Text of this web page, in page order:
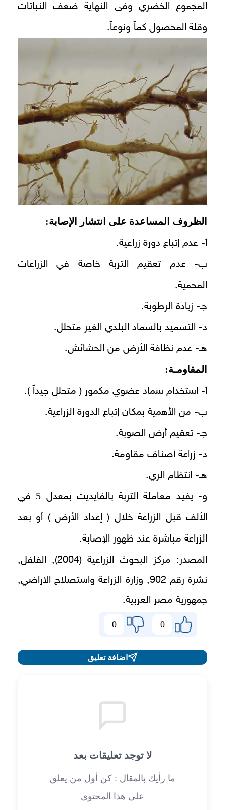
المجموع الخضري وفى النهاية ضعف النباتات
وقلة المحصول كماً ونوعاً.
الظروف المساعدة على انتشار الإصابة:
أ- عدم إتباع دورة زراعية.
ب- عدم تعقيم التربة خاصة في الزراعات
المحمية.
جـ- زيادة الرطوبة.
د- التسميد بالسماد البلدي الغير متحلل.
هـ- عدم نظافة الأرض من الحشائش.
المقاومـة:
أ- استخدام سماد عضوي مكمور ( متحلل جيداً ).
ب- من الأهمية بمكان إتباع الدورة الزراعية.
جـ- تعقيم أرض الصوبة.
د- زراعة أصناف مقاومة.
هـ- انتظام الري.
و- يفيد معاملة التربة بالفايديت بمعدل 5 في
الألف قبل الزراعة خلال ( إعداد الأرض ) أو بعد
الزراعة مباشرة عند ظهور الإصابة.
المصدر: مركز البحوث الزراعية (2004), الفلفل,
نشرة رقم 902, وزارة الزراعة واستصلاح الاراضي,
جمهورية مصر العربية.
0
0
اضافة تعليق
لا توجد تعليقات بعد
ما رأيك بالمقال : كن أول من يعلق
على هذا المحتوى